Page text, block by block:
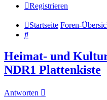
Registrieren
Startseite Foren-
Suche
Heimat- und
NDR1 Plattenkiste
Antworten